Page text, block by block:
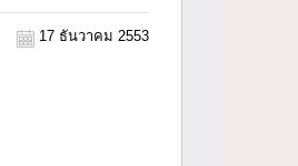
17 ธันวาคม 2553